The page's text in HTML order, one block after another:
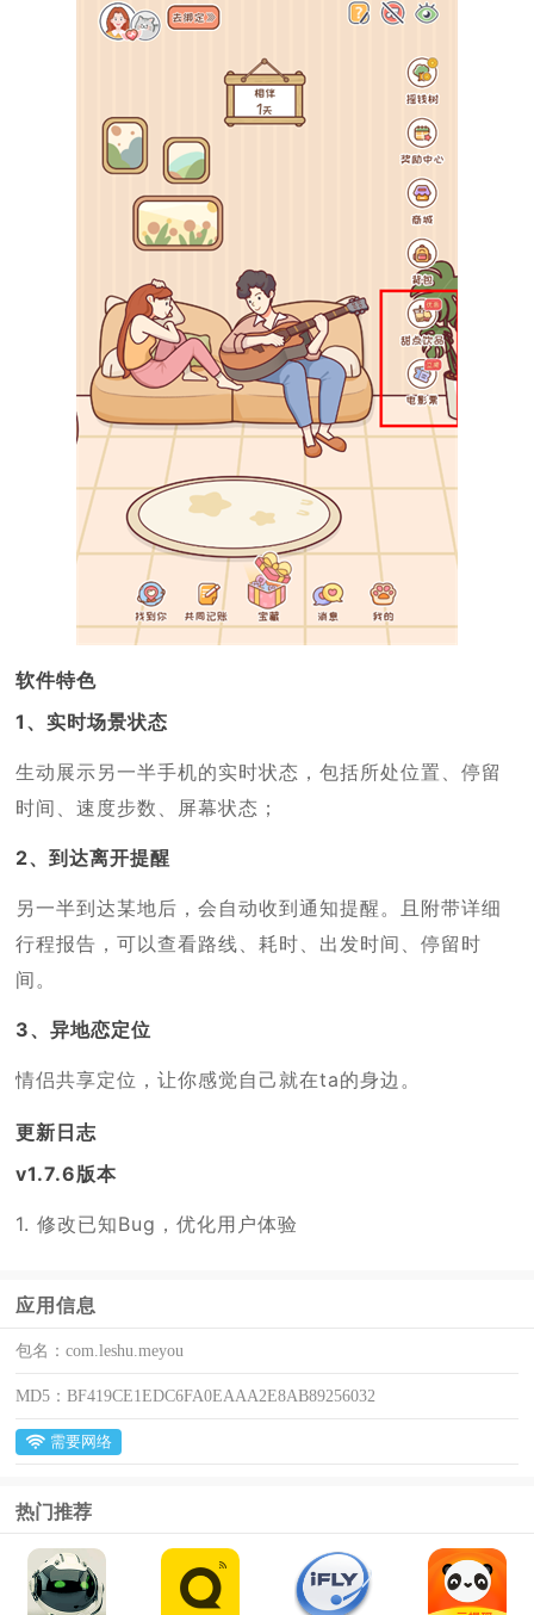
软件特色
1、实时场景状态
生动展示另一半手机的实时状态，包括所处位置、停留
时间、速度步数、屏幕状态；
2、到达离开提醒
另一半到达某地后，会自动收到通知提醒。且附带详细
行程报告，可以查看路线、耗时、出发时间、停留时
间。
3、异地恋定位
情侣共享定位，让你感觉自己就在ta的身边。
更新日志
v1.7.6版本
1. 修改已知Bug，优化用户体验
应用信息
包名：com.leshu.meyou
MD5：BF419CE1EDC6FA0EAAA2E8AB89256032
需要网络
热门推荐